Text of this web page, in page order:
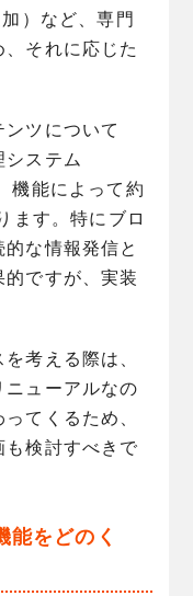
）など、専門
それに応じた
ツについて
ステム
機能によって約
ます。特にブロ
な情報発信と
ですが、実装
考える際は、
ニューアルなの
てくるため、
検討すべきで
能をどのく